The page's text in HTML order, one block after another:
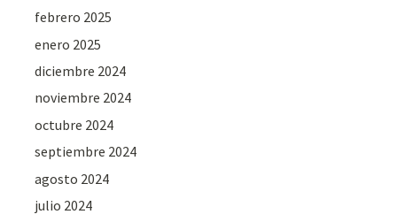
febrero 2025
enero 2025
diciembre 2024
noviembre 2024
octubre 2024
septiembre 2024
agosto 2024
julio 2024